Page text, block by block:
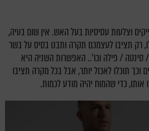
וצלעות עסיסיות בעל האש. אין שום בעיה,
רק תציבו לעצמכם תקרה ותבנו בסיס על בשר
סינטה / פילה וכו'.. האפשרות השניה היא
וכך תוכלו לאכול יותר, אבל בכל מקרה תציבו
כדי שהמוח יהיה מודע לכמות.